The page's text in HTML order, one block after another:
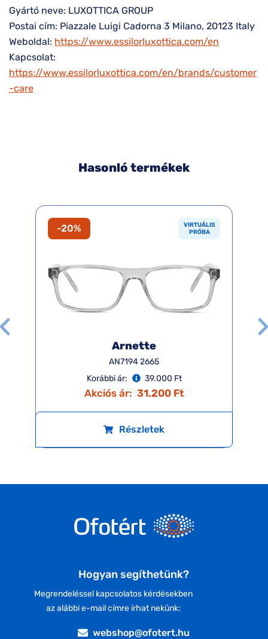
Gyártó neve: LUXOTTICA GROUP
Postai cím: Piazzale Luigi Cadorna 3 Milano, 20123 Italy
Weboldal: https://www.essilorluxottica.com/en
Kapcsolat:
https://www.essilorluxottica.com/en/brands/customer
-care
Hasonló termékek
-20%
VIRTUÁLIS
PRÓBA
Arnette
AN7194 2665
Korábbi ár:
39.000 Ft
Akciós ár: 31.200 Ft
Részletek
Hogyan segíthetünk?
Megrendeléssel kapcsolatos kérdésekben
az alábbi e-mail címre írhat nekünk:
webshop@ofotert.hu